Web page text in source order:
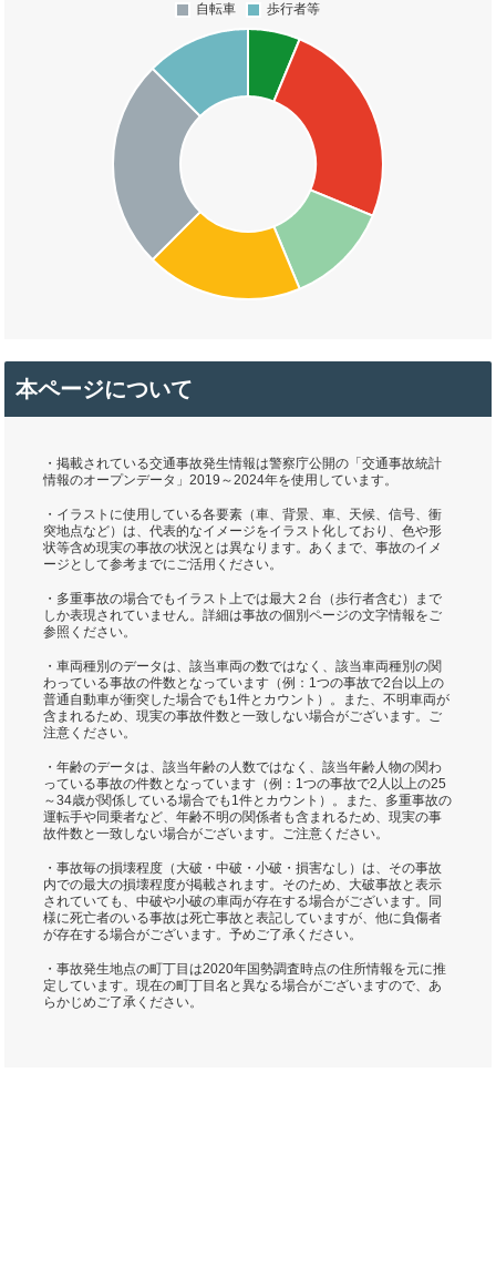
本ページについて
・掲載されている交通事故発生情報は警察庁公開の「交通事故統計
情報のオープンデータ」2019～2024年を使用しています。
・イラストに使用している各要素（車、背景、車、天候、信号、衝
突地点など）は、代表的なイメージをイラスト化しており、色や形
状等含め現実の事故の状況とは異なります。あくまで、事故のイメ
ージとして参考までにご活用ください。
・多重事故の場合でもイラスト上では最大２台（歩行者含む）まで
しか表現されていません。詳細は事故の個別ページの文字情報をご
参照ください。
・車両種別のデータは、該当車両の数ではなく、該当車両種別の関
わっている事故の件数となっています（例：1つの事故で2台以上の
普通自動車が衝突した場合でも1件とカウント）。また、不明車両が
含まれるため、現実の事故件数と一致しない場合がございます。ご
注意ください。
・年齢のデータは、該当年齢の人数ではなく、該当年齢人物の関わ
っている事故の件数となっています（例：1つの事故で2人以上の25
～34歳が関係している場合でも1件とカウント）。また、多重事故の
運転手や同乗者など、年齢不明の関係者も含まれるため、現実の事
故件数と一致しない場合がございます。ご注意ください。
・事故毎の損壊程度（大破・中破・小破・損害なし）は、その事故
内での最大の損壊程度が掲載されます。そのため、大破事故と表示
されていても、中破や小破の車両が存在する場合がございます。同
様に死亡者のいる事故は死亡事故と表記していますが、他に負傷者
が存在する場合がございます。予めご了承ください。
・事故発生地点の町丁目は2020年国勢調査時点の住所情報を元に推
定しています。現在の町丁目名と異なる場合がございますので、あ
らかじめご了承ください。